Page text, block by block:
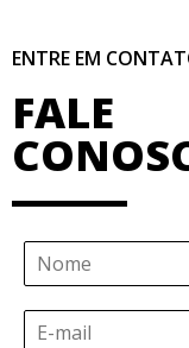
ENTRE EM
FALE
N
E